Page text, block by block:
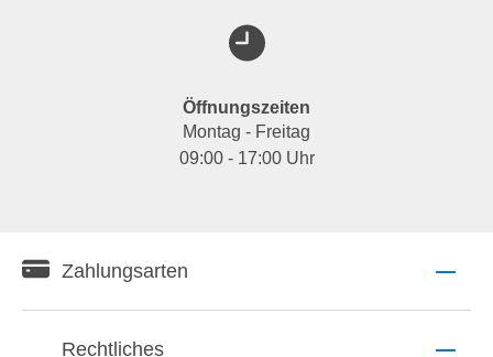
Öffnungszeiten
Montag - Freitag
09:00 - 17:00 Uhr
Zahlungsarten
Rechtliches